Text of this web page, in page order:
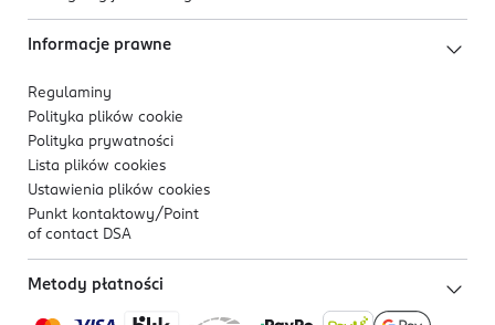
Informacje prawne
Regulaminy
Polityka plików cookie
Polityka prywatności
Lista plików cookies
Ustawienia plików cookies
Punkt kontaktowy/ Point
of contact DSA
Metody płatności